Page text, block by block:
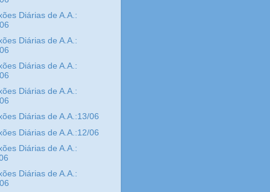
Diárias de A.A.:
Diárias de A.A.:
Diárias de A.A.:
Diárias de A.A.:
Diárias de A.A.:13/06
Diárias de A.A.:12/06
Diárias de A.A.:
Diárias de A.A.: